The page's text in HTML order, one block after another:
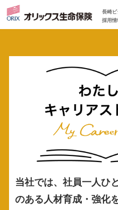
長崎ビ
採用情
当社では、社員一人ひ
のある人材育成・強化